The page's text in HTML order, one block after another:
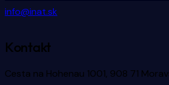
info@inat.sk
Kontakt
Cesta na Hohenau 1001, 908 71